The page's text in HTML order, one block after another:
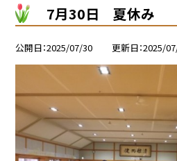
7月30日 夏休み
公開日 2025/07/30 更新日 2025/